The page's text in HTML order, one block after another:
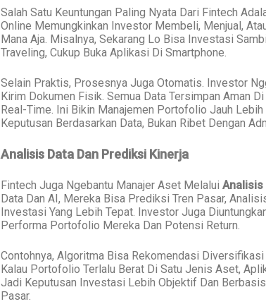
Salah Satu Keuntungan Paling Nyata Dari Fintech
Online Memungkinkan Investor Membeli, Menjual,
Mana Aja. Misalnya, Sekarang Lo Bisa Investasi
Traveling, Cukup Buka Aplikasi Di Smartphone.
Selain Praktis, Prosesnya Juga Otomatis. Investor
Kirim Dokumen Fisik. Semua Data Tersimpan Aman
Real-Time. Ini Bikin Manajemen Portofolio Jauh
Keputusan Berdasarkan Data, Bukan Ribet Dengan
Analisis Data Dan Prediksi Kinerja
Fintech Juga Ngebantu Manajer Aset Melalui Analisis
Data Dan AI, Mereka Bisa Prediksi Tren Pasar,
Investasi Yang Lebih Tepat. Investor Juga
Performa Portofolio Mereka Dan Potensi Return.
Contohnya, Algoritma Bisa Rekomendasi
Kalau Portofolio Terlalu Berat Di Satu Jenis Aset,
Jadi Keputusan Investasi Lebih Objektif Dan
Pasar.